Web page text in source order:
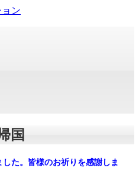
国
た。皆様のお祈りを感謝しま